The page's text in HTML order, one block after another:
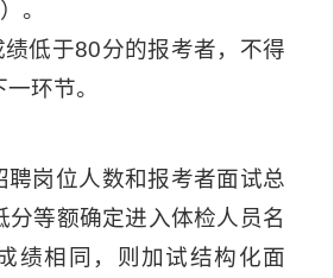
。
低于80分的报考者，不得
环节。
聘岗位人数和报考者面试总
分等额确定进入体检人员名
绩相同，则加试结构化面